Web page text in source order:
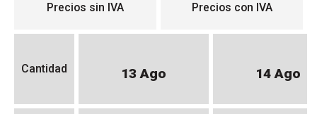
Precios sin IVA Precios con IVA
Cantidad 13 Ago 14 Ago